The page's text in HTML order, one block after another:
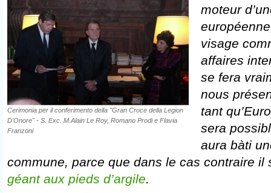
Cerimonia per il conferimento della "Gran Croce della Legion
D'Onore" - S. Exc. M.Alain Le Roy, Romano Prodi e Flavia
Franzoni
moteur
visage
affaires
se fera
nous
tant
sera
aura bàti
commune, parce que dans le cas contraire il
géant aux pieds d’argile.